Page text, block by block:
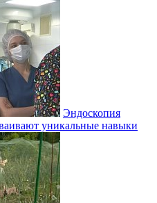
Эндоскопия
уникальные навыки